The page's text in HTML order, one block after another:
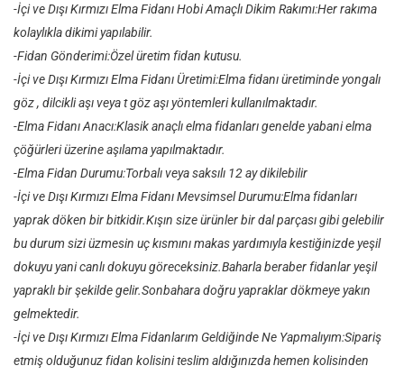
-İçi ve Dışı Kırmızı Elma Fidanı Hobi Amaçlı Dikim Rakımı:Her rakıma
kolaylıkla dikimi yapılabilir.
-Fidan Gönderimi:Özel üretim fidan kutusu.
-İçi ve Dışı Kırmızı Elma Fidanı Üretimi:Elma fidanı üretiminde yongalı
göz , dilcikli aşı veya t göz aşı yöntemleri kullanılmaktadır.
-Elma Fidanı Anacı:Klasik anaçlı elma fidanları genelde yabani elma
çöğürleri üzerine aşılama yapılmaktadır.
-Elma Fidan Durumu:Torbalı veya saksılı 12 ay dikilebilir
-İçi ve Dışı Kırmızı Elma Fidanı Mevsimsel Durumu:Elma fidanları
yaprak döken bir bitkidir.Kışın size ürünler bir dal parçası gibi gelebilir
bu durum sizi üzmesin uç kısmını makas yardımıyla kestiğinizde yeşil
dokuyu yani canlı dokuyu göreceksiniz.Baharla beraber fidanlar yeşil
yapraklı bir şekilde gelir.Sonbahara doğru yapraklar dökmeye yakın
gelmektedir.
-İçi ve Dışı Kırmızı Elma Fidanlarım Geldiğinde Ne Yapmalıyım:Sipariş
etmiş olduğunuz fidan kolisini teslim aldığınızda hemen kolisinden